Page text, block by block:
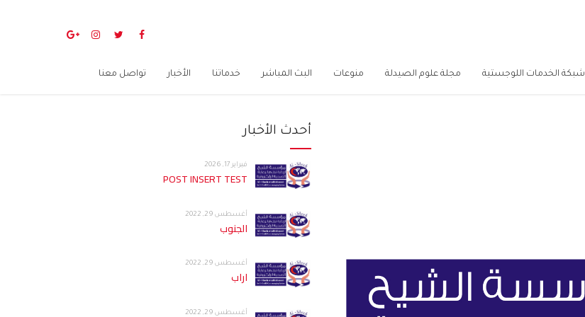
شبكة الخدمات اللوجستية مجلة علوم الصيدلة منوعات البث المباشر خدماتنا الأخبار تواصل معنا
أحدث الأخبار
فبراير 17, 2026
POST INSERT TEST
أغسطس 29, 2022
الجنوب
أغسطس 29, 2022
اراب
أغسطس 29, 2022